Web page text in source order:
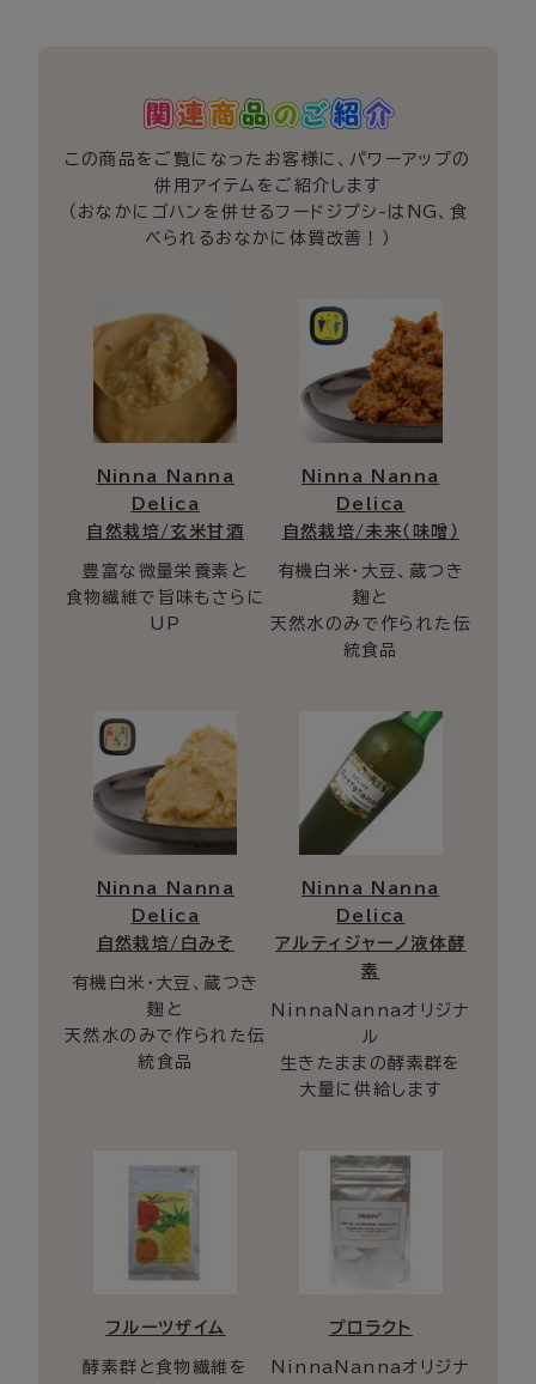
この商品をご覧になったお客様に、パワーアップの
併用アイテムをご紹介します
（おなかにゴハンを併せるフードジプシ-はNG、食
べられるおなかに体質改善！）
Ninna Nanna
Delica
自然栽培/玄米甘酒
豊富な微量栄養素と
食物繊維で旨味もさらに
UP
Ninna Nanna
Delica
自然栽培/未来（味噌）
有機白米・大豆、蔵つき
麹と
天然水のみで作られた伝
統食品
Ninna Nanna
Delica
自然栽培/白みそ
有機白米・大豆、蔵つき
麹と
天然水のみで作られた伝
統食品
Ninna Nanna
Delica
アルティジャーノ液体酵
素
NinnaNannaオリジナ
ル
生きたままの酵素群を
大量に供給します
フルーツザイム
酵素群と食物繊維を
プロラクト
NinnaNannaオリジナ